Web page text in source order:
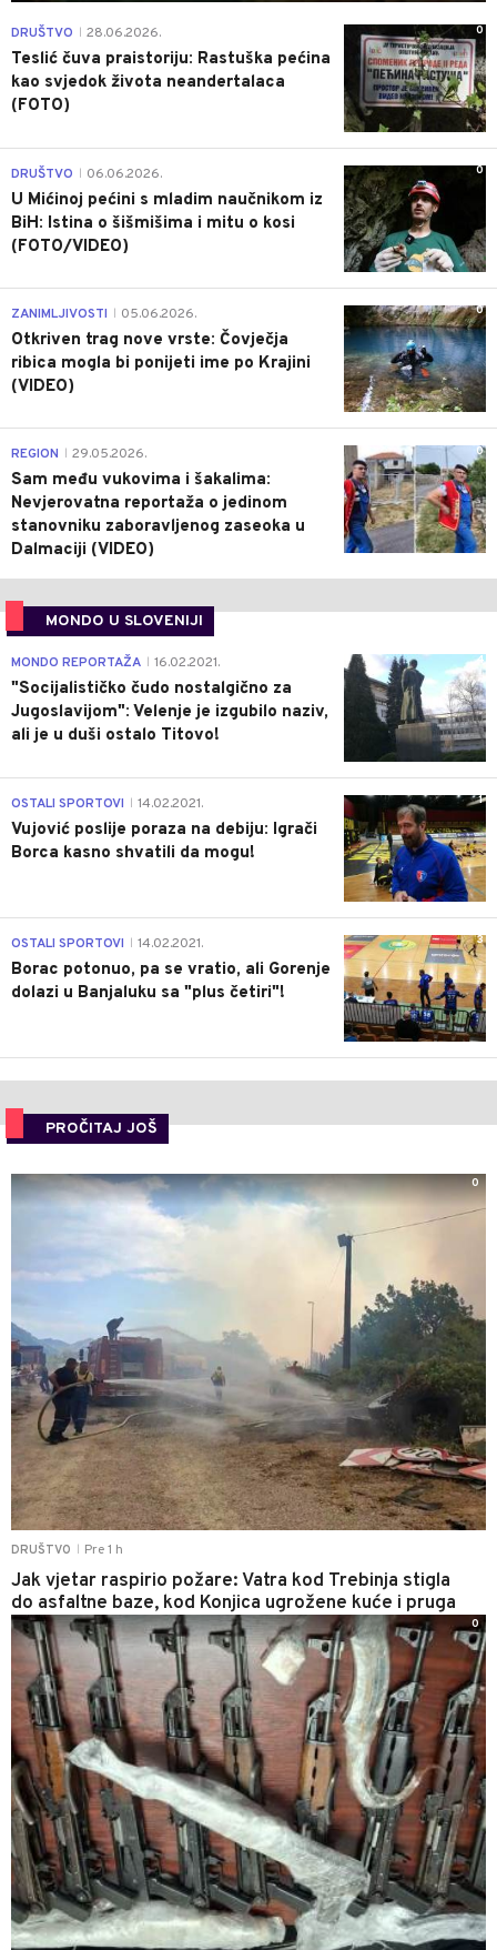
0
DRUŠTVO 28.06.2026.
Teslić čuva praistoriju: Rastuška pećina
kao svjedok života neandertalaca
(FOTO)
0
DRUŠTVO 06.06.2026.
U Mićinoj pećini s mladim naučnikom iz
BiH: Istina o šišmišima i mitu o kosi
(FOTO/VIDEO)
0
ZANIMLJIVOSTI 05.06.2026.
Otkriven trag nove vrste: Čovječja
ribica mogla bi ponijeti ime po Krajini
(VIDEO)
0
REGION 29.05.2026.
Sam među vukovima i šakalima:
Nevjerovatna reportaža o jedinom
stanovniku zaboravljenog zaseoka u
Dalmaciji (VIDEO)
MONDO U SLOVENIJI
4
MONDO REPORTAŽA 16.02.2021.
"Socijalističko čudo nostalgično za
Jugoslavijom": Velenje je izgubilo naziv,
ali je u duši ostalo Titovo!
1
OSTALI SPORTOVI 14.02.2021.
Vujović poslije poraza na debiju: Igrači
Borca kasno shvatili da mogu!
3
OSTALI SPORTOVI 14.02.2021.
Borac potonuo, pa se vratio, ali Gorenje
dolazi u Banjaluku sa "plus četiri"!
PROČITAJ JOŠ
DRUŠTVO Pre 1 h
Jak vjetar raspirio požare: Vatra kod Trebinja stigla
do asfaltne baze, kod Konjica ugrožene kuće i pruga
0
0